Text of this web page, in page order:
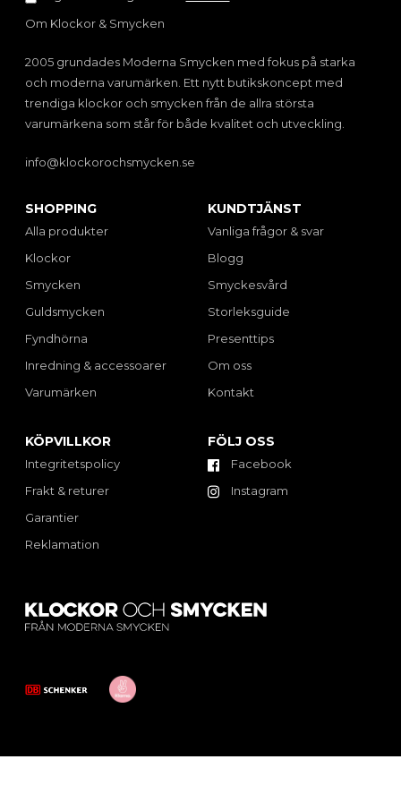
Om Klockor & Smycken
2005 grundades Moderna Smycken med fokus på starka
och moderna varumärken. Ett nytt butikskoncept med
trendiga klockor och smycken från de allra största
varumärkena som står för både kvalitet och utveckling.
info@klockorochsmycken.se
SHOPPING
Alla produkter
Klockor
Smycken
Guldsmycken
Fyndhörna
Inredning & accessoarer
Varumärken
KUNDTJÄNST
Vanliga frågor & svar
Blogg
Smyckesvård
Storleksguide
Presenttips
Om oss
Kontakt
KÖPVILLKOR
Integritetspolicy
Frakt & returer
Garantier
Reklamation
FÖLJ OSS
Facebook
Instagram